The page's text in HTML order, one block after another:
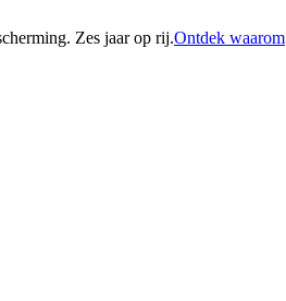
Zes jaar op rij.Ontdek waarom